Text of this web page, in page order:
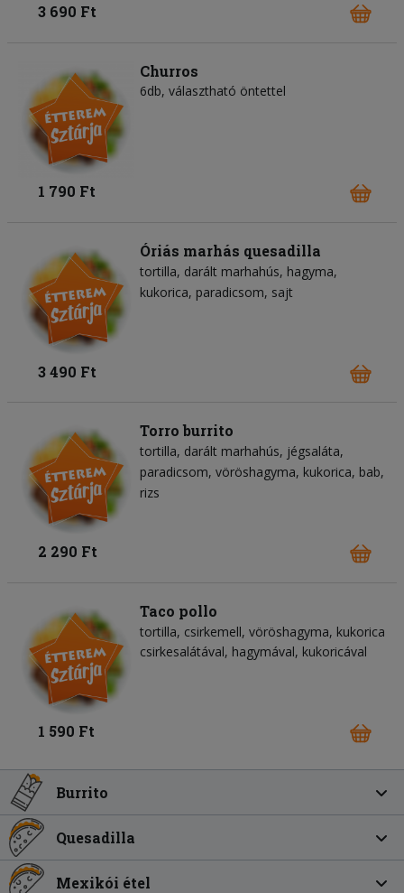
3 690 Ft
Churros
6db, választható öntettel
1 790 Ft
Óriás marhás quesadilla
tortilla darált marhahús hagyma
kukorica paradicsom sajt
3 490 Ft
Torro burrito
tortilla darált marhahús jégsaláta
paradicsom vöröshagyma kukorica bab
rizs
2 290 Ft
Taco pollo
tortilla csirkemell vöröshagyma kukorica
csirkesalátával, hagymával, kukoricával
1 590 Ft
Burrito
Quesadilla
Mexikói étel